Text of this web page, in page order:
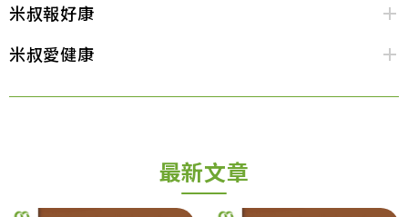
米叔報好康
米叔愛健康
最新文章